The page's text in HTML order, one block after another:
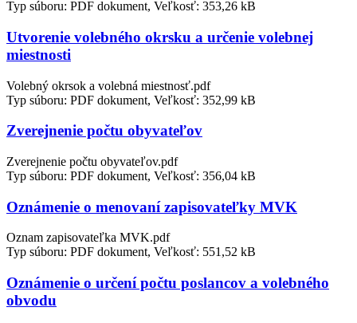
Typ súboru: PDF dokument, Veľkosť: 353,26 kB
Utvorenie volebného okrsku a určenie volebnej
miestnosti
Volebný okrsok a volebná miestnosť.pdf
Typ súboru: PDF dokument, Veľkosť: 352,99 kB
Zverejnenie počtu obyvateľov
Zverejnenie počtu obyvateľov.pdf
Typ súboru: PDF dokument, Veľkosť: 356,04 kB
Oznámenie o menovaní zapisovateľky MVK
Oznam zapisovateľka MVK.pdf
Typ súboru: PDF dokument, Veľkosť: 551,52 kB
Oznámenie o určení počtu poslancov a volebného
obvodu